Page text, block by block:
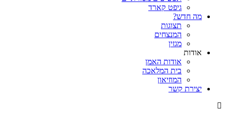
גיפט קארד
מה חדש?
תצוגות
המנצחים
מגזין
אודות
אודות האמן
בית המלאכה
המוזיאון
יצירת קשר